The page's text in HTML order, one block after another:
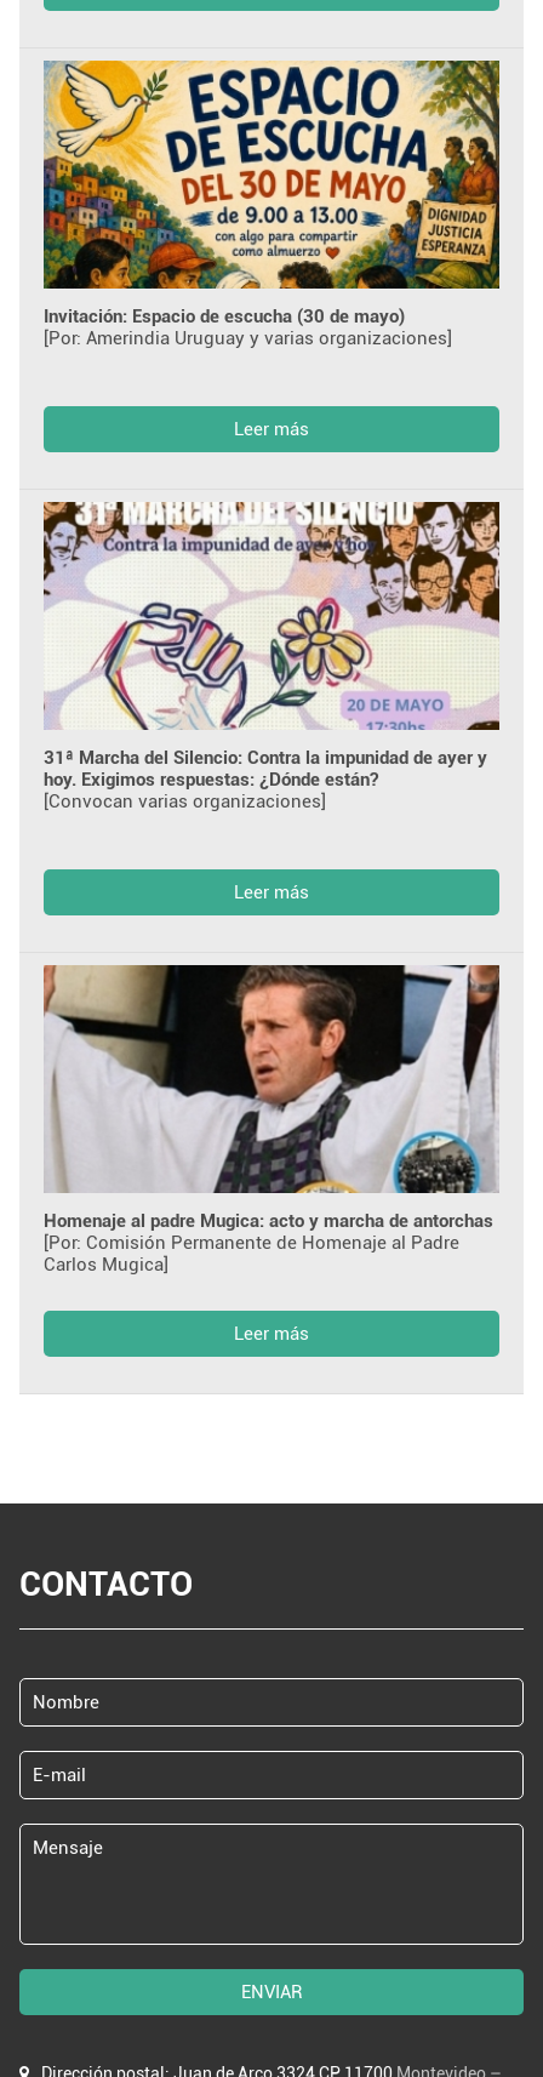
Invitación: Espacio de escucha (30 de mayo)
[Por: Amerindia Uruguay y varias organizaciones]
Leer más
31ª Marcha del Silencio: Contra la impunidad de ayer y
hoy. Exigimos respuestas: ¿Dónde están?
[Convocan varias organizaciones]
Leer más
Homenaje al padre Mugica: acto y marcha de antorchas
[Por: Comisión Permanente de Homenaje al Padre
Carlos Mugica]
Leer más
CONTACTO
ENVIAR